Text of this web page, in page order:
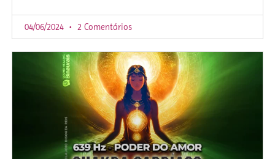
04/06/2024 2 Comentários